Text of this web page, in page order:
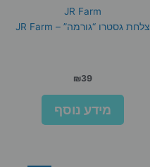
JR Farm
צלחת גסטרו “גורמה” – JR Farm
₪39
מידע נוסף